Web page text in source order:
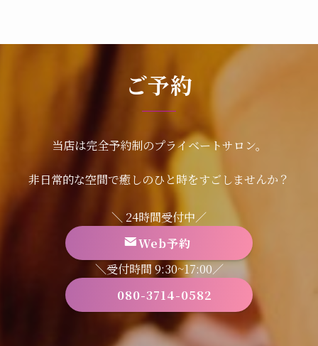
ご予約
当店は完全予約制のプライベートサロン。
非日常的な空間で癒しのひと時をすごしませんか？
＼ 24時間受付中／
Web予約
＼受付時間 9:30~17:00／
080-3714-0582